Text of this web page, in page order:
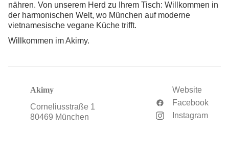
nähren. Von unserem Herd zu Ihrem Tisch: Willkommen in
der harmonischen Welt, wo München auf moderne
vietnamesische vegane Küche trifft.
Willkommen im Akimy.
Akimy
Corneliusstraße 1
80469 München
Website
Facebook
Instagram